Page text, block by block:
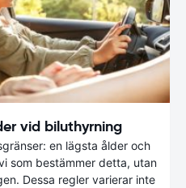
vid biluthyrning
en lägsta ålder och
som bestämmer detta, utan
Dessa regler varierar inte